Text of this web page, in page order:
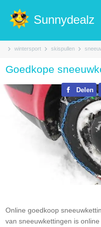
wintersport skispullen
Sunnydealz
Goedkope
Delen
Online goedkoop
van sneeuwkettingen is